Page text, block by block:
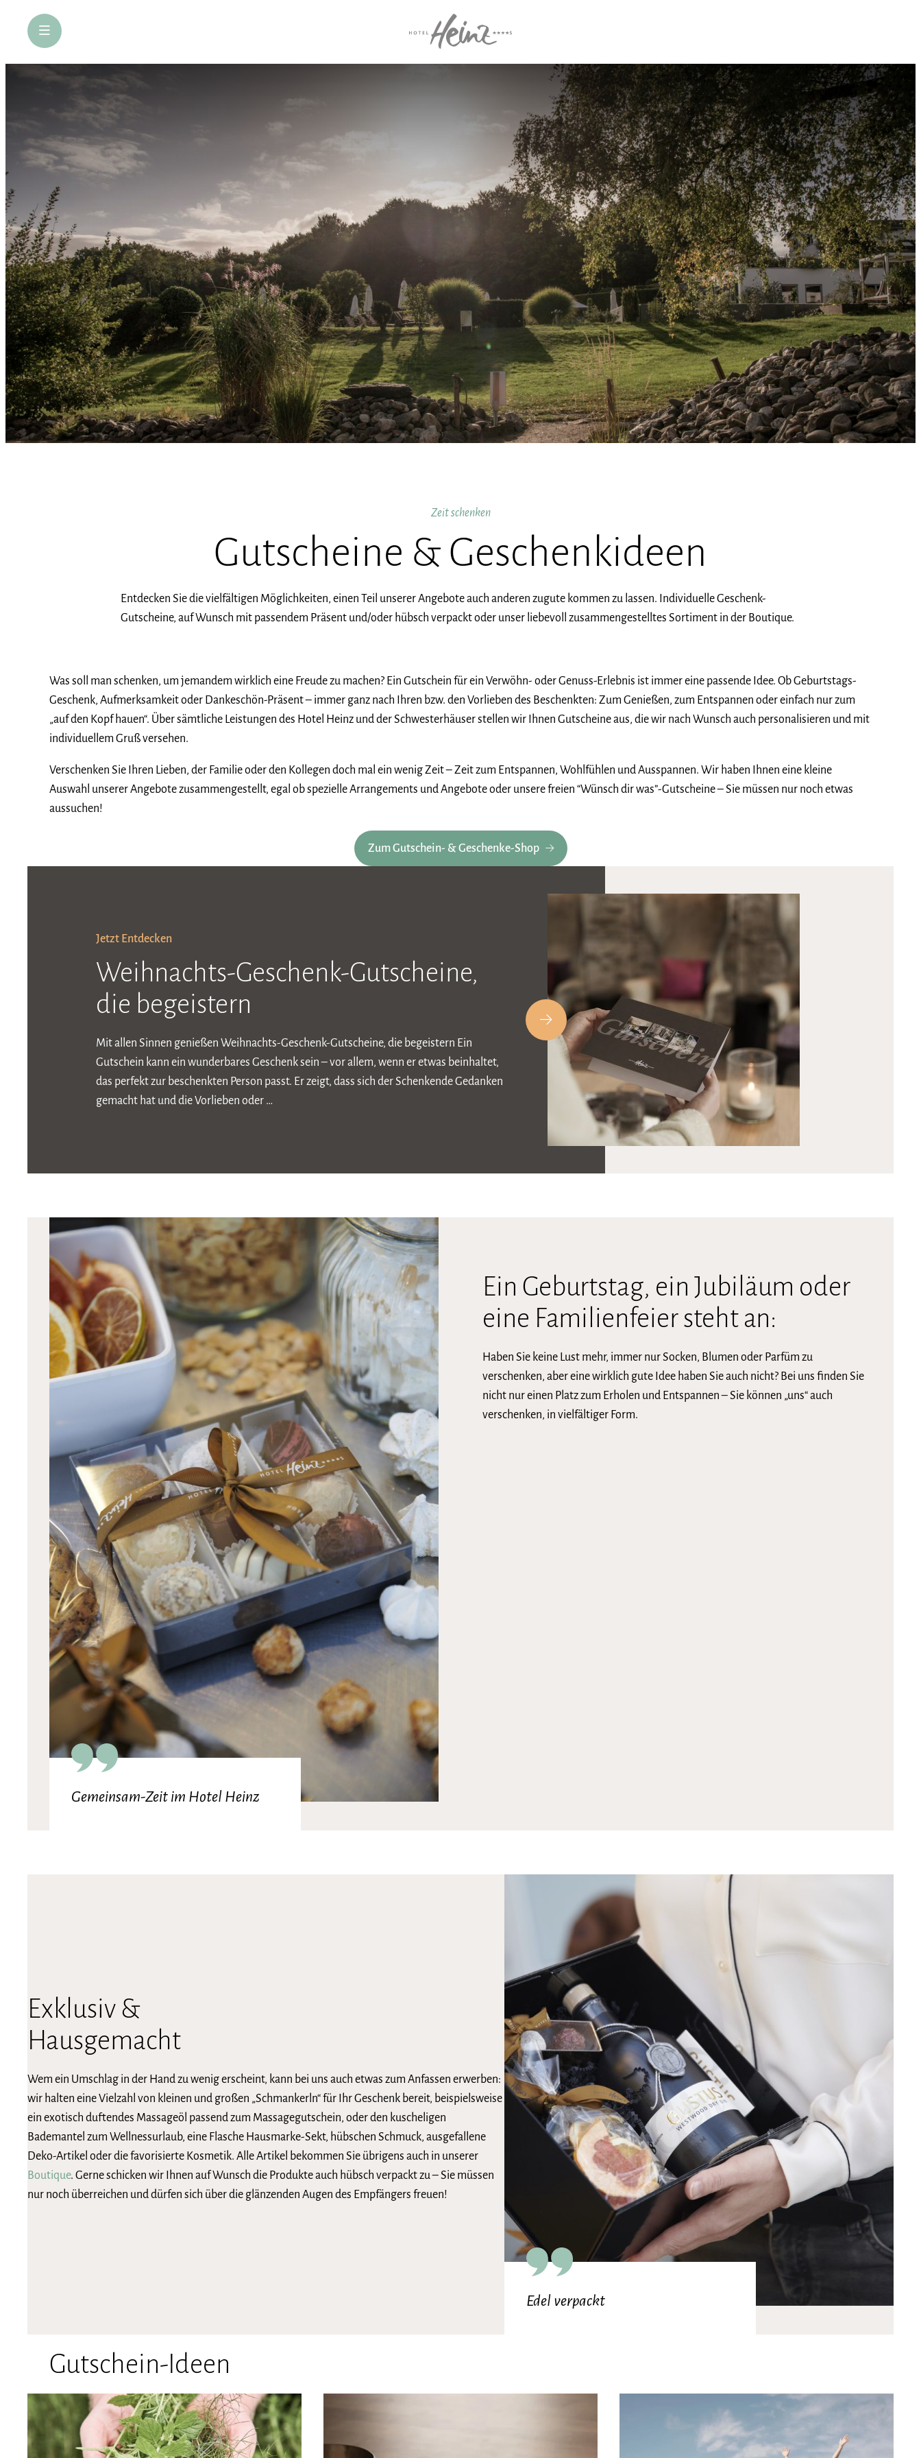
öffne Navigation
Zeit schenken
Gutscheine & Geschenkideen
Entdecken Sie die vielfältigen Möglichkeiten, einen Teil unserer Angebote auch anderen zugute kommen zu lassen. Individuelle Geschenk-
Gutscheine, auf Wunsch mit passendem Präsent und/oder hübsch verpackt oder unser liebevoll zusammengestelltes Sortiment in der Boutique.
Was soll man schenken, um jemandem wirklich eine Freude zu machen? Ein Gutschein für ein Verwöhn- oder Genuss-Erlebnis ist immer eine passende Idee. Ob Geburtstags-
Geschenk, Aufmerksamkeit oder Dankeschön-Präsent – immer ganz nach Ihren bzw. den Vorlieben des Beschenkten: Zum Genießen, zum Entspannen oder einfach nur zum
„auf den Kopf hauen“. Über sämtliche Leistungen des Hotel Heinz und der Schwesterhäuser stellen wir Ihnen Gutscheine aus, die wir nach Wunsch auch personalisieren und mit
individuellem Gruß versehen.
Verschenken Sie Ihren Lieben, der Familie oder den Kollegen doch mal ein wenig Zeit – Zeit zum Entspannen, Wohlfühlen und Ausspannen. Wir haben Ihnen eine kleine
Auswahl unserer Angebote zusammengestellt, egal ob spezielle Arrangements und Angebote oder unsere freien “Wünsch dir was”-Gutscheine – Sie müssen nur noch etwas
aussuchen!
Zum Gutschein- & Geschenke-Shop
Jetzt Entdecken
Weihnachts-Geschenk-Gutscheine,
die begeistern
Mit allen Sinnen genießen Weihnachts-Geschenk-Gutscheine, die begeistern Ein
Gutschein kann ein wunderbares Geschenk sein – vor allem, wenn er etwas beinhaltet,
das perfekt zur beschenkten Person passt. Er zeigt, dass sich der Schenkende Gedanken
gemacht hat und die Vorlieben oder …
Gemeinsam-Zeit im Hotel Heinz
Ein Geburtstag, ein Jubiläum oder
eine Familienfeier steht an:
Haben Sie keine Lust mehr, immer nur Socken, Blumen oder Parfüm zu
verschenken, aber eine wirklich gute Idee haben Sie auch nicht? Bei uns finden Sie
nicht nur einen Platz zum Erholen und Entspannen – Sie können „uns“ auch
verschenken, in vielfältiger Form.
Exklusiv &
Hausgemacht
Wem ein Umschlag in der Hand zu wenig erscheint, kann bei uns auch etwas zum Anfassen erwerben:
wir halten eine Vielzahl von kleinen und großen „Schmankerln“ für Ihr Geschenk bereit, beispielsweise
ein exotisch duftendes Massageöl passend zum Massagegutschein, oder den kuscheligen
Bademantel zum Wellnessurlaub, eine Flasche Hausmarke-Sekt, hübschen Schmuck, ausgefallene
Deko-Artikel oder die favorisierte Kosmetik. Alle Artikel bekommen Sie übrigens auch in unserer
Boutique. Gerne schicken wir Ihnen auf Wunsch die Produkte auch hübsch verpackt zu – Sie müssen
nur noch überreichen und dürfen sich über die glänzenden Augen des Empfängers freuen!
Edel verpackt
Gutschein-Ideen